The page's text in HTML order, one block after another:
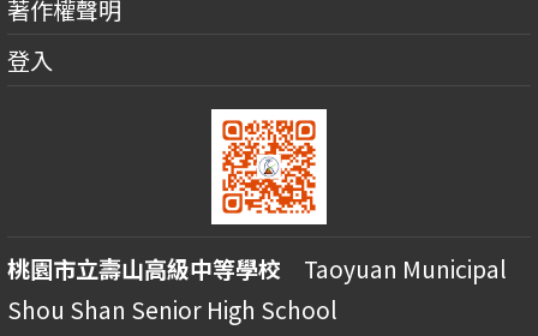
著作權聲明
登入
桃園市立壽山高級中等學校 Taoyuan Municipal
Shou Shan Senior High School